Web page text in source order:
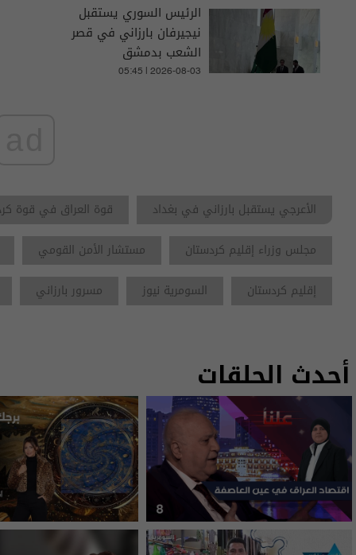
الرئيس السوري يستقبل
نيجيرفان بارزاني في قصر
الشعب بدمشق
05:45 | 2026-08-03
الأعرجي يستقبل بارزاني في بغداد
قوة العراق في قوة
مجلس وزراء إقليم كردستان
مستشار الأمن القومي
إقليم كردستان
السومرية نيوز مسرور بارزاني
أحدث الحلقات